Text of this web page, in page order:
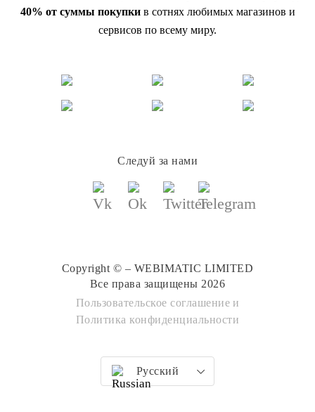
40% от суммы покупкив сотнях любимых магазинов и
сервисов по всему миру.
Следуй за нами
Copyright © – WEBIMATIC LIMITED
Все права защищены 2026
Пользовательское соглашение и
Политика конфиденциальности
Русский